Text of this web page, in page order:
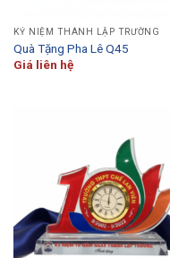
KỶ NIỆM THÀNH LẬP TRƯỜNG
Quà Tặng Pha Lê Q45
Giá liên hệ